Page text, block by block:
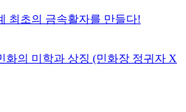
최초의 금속활자를 만들다!
화의 미학과 상징 (민화장 정귀자 X